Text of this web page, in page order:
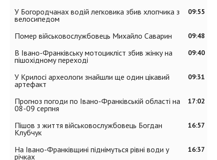
09:55
У Богородчанах водій легковика збив хлопчика з
велосипедом
09:48
Помер військовослужбовець Михайло Саварин
09:40
В Івано-Франківську мотоцикліст збив жінку на
пішохідному переході
09:31
У Крилосі археологи знайшли ще один цікавий
артефакт
17:02
Прогноз погоди по Івано-Франківській області на
08-09 серпня
16:57
Пішов з життя військовослужбовець Богдан
Клубчук
16:37
На Івано-Франківщині піднімуться рівні води у
річках